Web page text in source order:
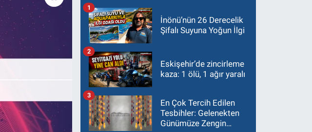
İnönü’nün 26 Derecelik
Şifalı Suyuna Yoğun İlgi
1
Eskişehir’de zincirleme
kaza: 1 ölü, 1 ağır yaralı
2
En Çok Tercih Edilen
Tesbihler: Gelenekten
Günümüze Zengin
3